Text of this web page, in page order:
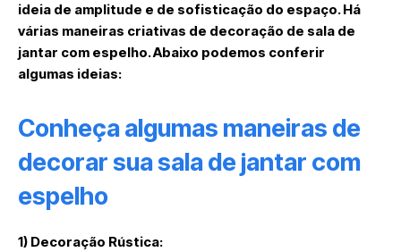
ideia de amplitude e de sofisticação do espaço. Há
várias maneiras criativas de decoração de sala de
jantar com espelho. Abaixo podemos conferir
algumas ideias:
Conheça algumas maneiras de
decorar sua sala de jantar com
espelho
1) Decoração Rústica: